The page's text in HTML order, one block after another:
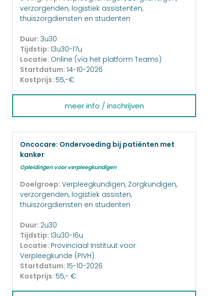
verzorgenden, logistiek assistenten,
thuiszorgdiensten en studenten
Duur: 3u30
Tijdstip: 13u30-17u
Locatie: Online (via het platform Teams)
Startdatum: 14-10-2026
Kostprijs: 55,-€
meer info / inschrijven
Oncocare: Ondervoeding bij patiënten met
kanker
Opleidingen voor verpleegkundigen
Doelgroep: Verpleegkundigen, Zorgkundigen,
verzorgenden, logistiek assisten,
thuiszorgdiensten en studenten
Duur: 2u30
Tijdstip: 13u30-16u
Locatie: Provinciaal Instituut voor
Verpleegkunde (PIVH)
Startdatum: 15-10-2026
Kostprijs: 55,- €